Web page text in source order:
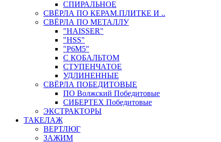
СПИРАЛЬНОЕ
СВЁРЛА ПО КЕРАМ.ПЛИТКЕ И ..
СВЁРЛА ПО МЕТАЛЛУ
"HAISSER"
"HSS"
"Р6М5"
С КОБАЛЬТОМ
СТУПЕНЧАТОЕ
УДЛИНЕННЫЕ
СВЁРЛА ПОБЕДИТОВЫЕ
ПО Волжский Победитовые
СИБЕРТЕХ Победитовые
ЭКСТРАКТОРЫ
ТАКЕЛАЖ
ВЕРТЛЮГ
ЗАЖИМ